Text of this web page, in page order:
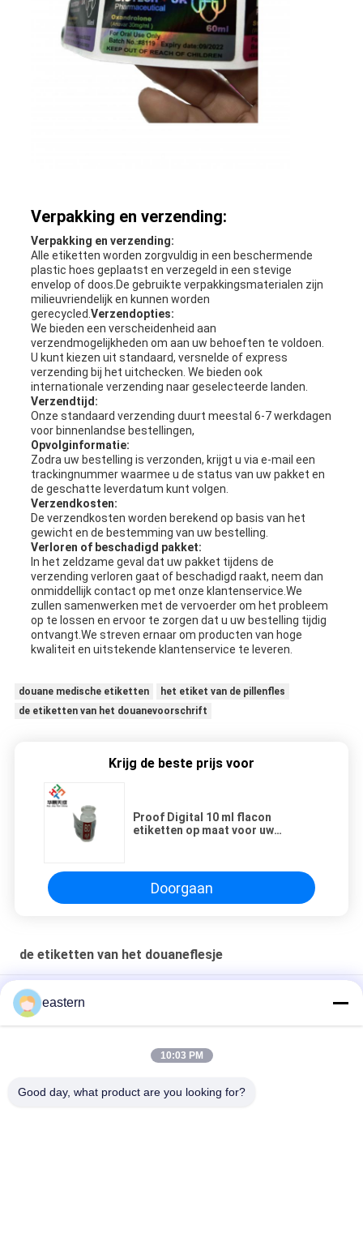
Verpakking en verzending:
Verpakking en verzending:
Alle etiketten worden zorgvuldig in een beschermende
plastic hoes geplaatst en verzegeld in een stevige
envelop of doos.De gebruikte verpakkingsmaterialen zijn
milieuvriendelijk en kunnen worden
gerecycled.Verzendopties:
We bieden een verscheidenheid aan
verzendmogelijkheden om aan uw behoeften te voldoen.
U kunt kiezen uit standaard, versnelde of express
verzending bij het uitchecken. We bieden ook
internationale verzending naar geselecteerde landen.
Verzendtijd:
Onze standaard verzending duurt meestal 6-7 werkdagen
voor binnenlandse bestellingen,
Opvolginformatie:
Zodra uw bestelling is verzonden, krijgt u via e-mail een
trackingnummer waarmee u de status van uw pakket en
de geschatte leverdatum kunt volgen.
Verzendkosten:
De verzendkosten worden berekend op basis van het
gewicht en de bestemming van uw bestelling.
Verloren of beschadigd pakket:
In het zeldzame geval dat uw pakket tijdens de
verzending verloren gaat of beschadigd raakt, neem dan
onmiddellijk contact op met onze klantenservice.We
zullen samenwerken met de vervoerder om het probleem
op te lossen en ervoor te zorgen dat u uw bestelling tijdig
ontvangt.We streven ernaar om producten van hoge
kwaliteit en uitstekende klantenservice te leveren.
douane medische etiketten
het etiket van de pillenfles
de etiketten van het douanevoorschrift
Krijg de beste prijs voor
Proof Digital 10 ml flacon
etiketten op maat voor uw
Doorgaan
de etiketten van het douaneflesje
Sus 250 10 ml glazen flacon Etiketten
Op maat bedrukte stickers gepersonaliseerde etiketten voor
Stickers Gouden logo
eastern
10:03 PM
Good day, what product are you looking for?